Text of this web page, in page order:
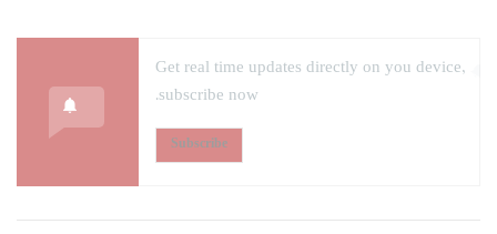
Get real time updates directly on you device,
subscribe now.
Subscribe